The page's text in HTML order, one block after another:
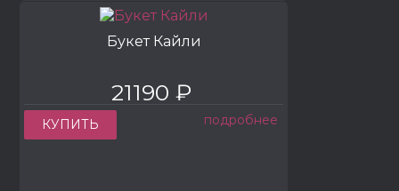
Букет Кайли
21190 ₽
КУПИТЬ подробнее